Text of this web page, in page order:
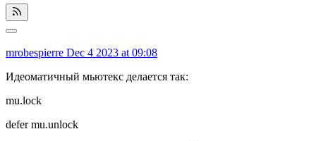
mrobespierre Dec 4 2023 at 09:08
Идеоматичный мьютекс делается так:
mu.lock
defer mu.unlock